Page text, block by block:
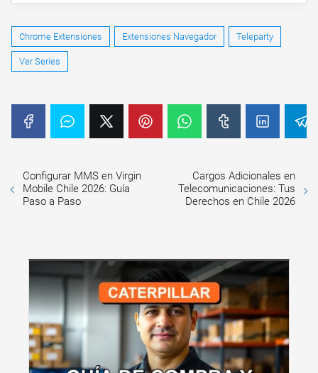
Chrome Extensiones Extensiones Navegador Teleparty
Ver Series
Configurar MMS en Virgin
Mobile Chile 2026: Guía
Paso a Paso
Cargos Adicionales en
Telecomunicaciones: Tus
Derechos en Chile 2026